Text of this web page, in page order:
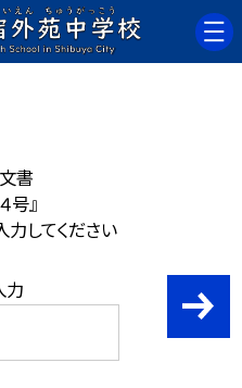
書
号』
力してください
力